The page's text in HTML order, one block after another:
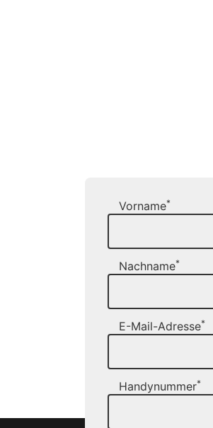
Vorname*
Nachname*
E-Mail-Adresse*
Handynummer*